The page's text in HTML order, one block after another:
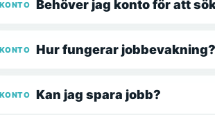
KONTO Behöver jag konto för att
KONTO Hur fungerar jobbevakning?
KONTO Kan jag spara jobb?